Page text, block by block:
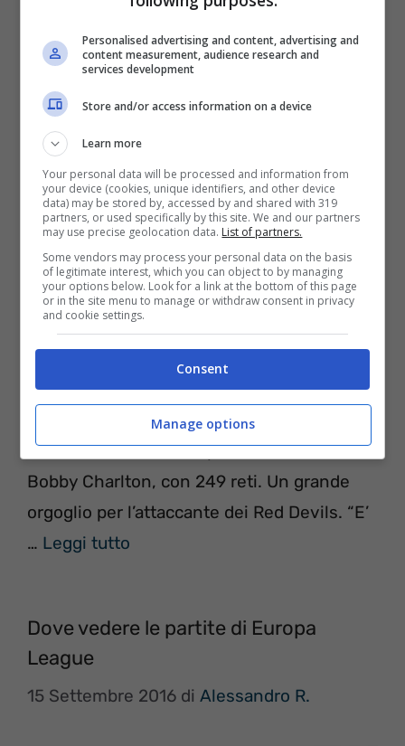
Con il gol vittoria realizzato contro il
Reading (4-0) questo Sabato in Coppa,
Wayne Rooney (31 anni, 14 partite e un gol
in Premier League in questa stagione) è
diventato il miglior marcatore del
Manchester United , a parimerito con Sir
Bobby Charlton, con 249 reti. Un grande
orgoglio per l’attaccante dei Red Devils. “E’
… Leggi tutto
Dove vedere le partite di Europa
League
15 Settembre 2016 di Alessandro R.
Personalised advertising and content, advertising and
content measurement, audience research and
services development
Store and/or access information on a device
Learn more
Your personal data will be processed and information from
your device (cookies, unique identifiers, and other device
data) may be stored by, accessed by and shared with 319
partners, or used specifically by this site. We and our partners
may use precise geolocation data. List of partners.
Some vendors may process your personal data on the basis
of legitimate interest, which you can object to by managing
your options below. Look for a link at the bottom of this page
or in the site menu to manage or withdraw consent in privacy
and cookie settings.
Consent
Manage options